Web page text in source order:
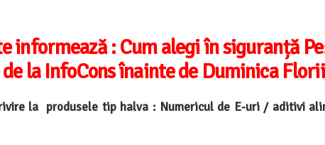
informează :Cum alegi în siguranță
la InfoCons înainte de Duminica
la produsele tip halva : Numericul de E-uri / aditivi